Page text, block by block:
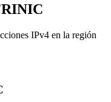
IPv4 en la región